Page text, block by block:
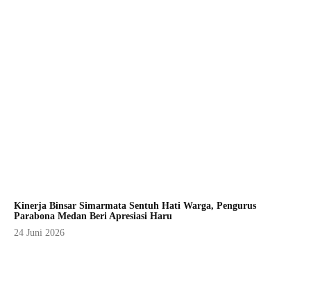
Kinerja Binsar Simarmata Sentuh Hati Warga, Pengurus
Parabona Medan Beri Apresiasi Haru
24 Juni 2026